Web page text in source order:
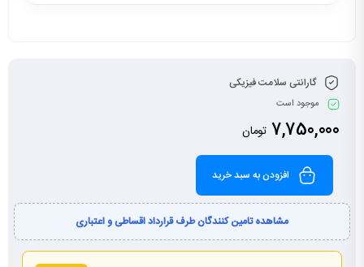
گارانتی سلامت فیزیکی
موجود است
7,750,000 تومان
افزودن به سبد خرید
مشاهده تامین کنندگان طرف قرارداد اقساطی و اعتباری